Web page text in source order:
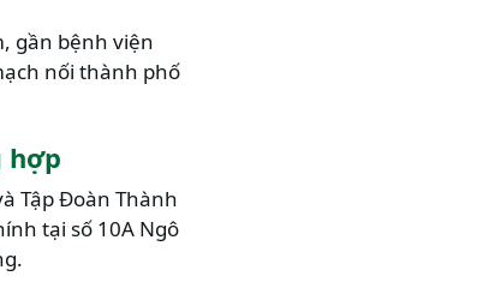
gần bệnh viện
nối thành phố
hợp
Tập Đoàn Thành
tại số 10A Ngô